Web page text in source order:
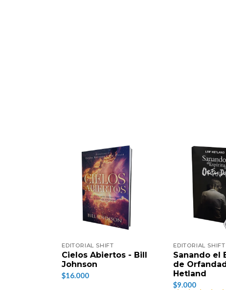
EDITORIAL SHIFT
Cielos Abiertos - Bill
Johnson
$16.000
EDITORIAL SHIFT
Sanando el
de
Hetland
$9.000